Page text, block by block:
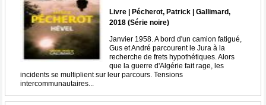
Livre | Pécherot, Patrick | Gallimard,
2018 (Série noire)
Janvier 1958. A bord d'un camion fatigué,
Gus et André parcourent le Jura à la
recherche de frets hypothétiques. Alors
que la guerre d'Algérie fait rage, les
incidents se multiplient sur leur parcours. Tensions
intercommunautaires...